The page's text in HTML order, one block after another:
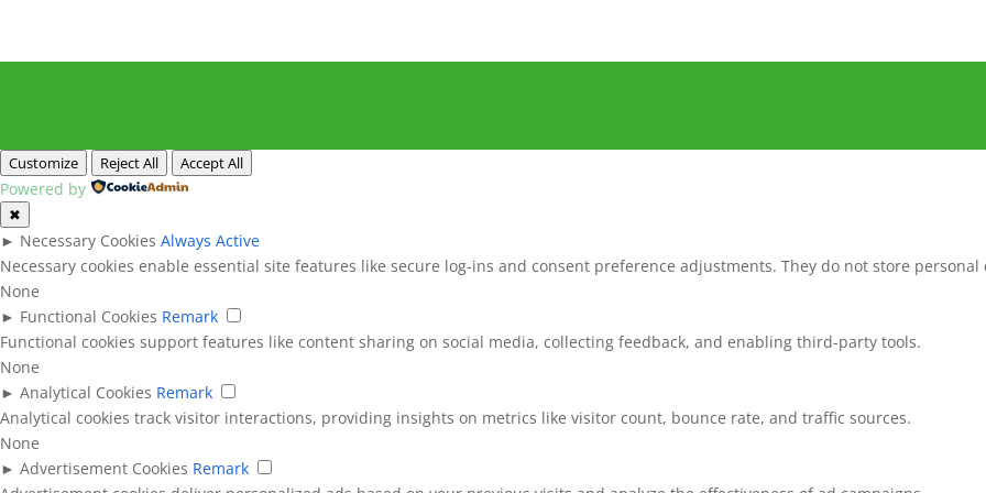
Customize Reject All Accept All
Powered by
✖
► Necessary Cookies Always Active
Necessary cookies enable essential site features like secure log-ins and consent preference adjustments. They do not store personal
None
► Functional Cookies Remark
Functional cookies support features like content sharing on social media, collecting feedback, and enabling third-party tools.
None
► Analytical Cookies Remark
Analytical cookies track visitor interactions, providing insights on metrics like visitor count, bounce rate, and traffic sources.
None
► Advertisement Cookies Remark